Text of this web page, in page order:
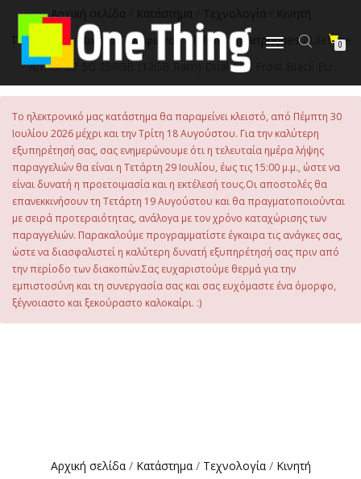
περιεχόμενο
Εναλλαγή
0
Αρχική σελίδα Κατάστημα Τεχνολογία
Κινητή
Τηλεφωνία/ Κινητά Τηλέφωνα /Ulefone Smartphones/ Ulefone
Armor 27 5G 256GB (12GB Ram) Dual-Sim Frost Black EU
Το ηλεκτρονικό μας κατάστημα θα παραμείνει κλειστό, από Πέμπτη 30
Ιουλίου 2026 μέχρι και την Τρίτη 18 Αυγούστου. Για την καλύτερη
εξυπηρέτησή σας, σας ενημερώνουμε ότι η τελευταία ημέρα λήψης
παραγγελιών θα είναι η Τετάρτη 29 Ιουλίου, έως τις 15:00 μ.μ., ώστε να
είναι δυνατή η προετοιμασία και η εκτέλεσή τους.Οι αποστολές θα
επανεκκινήσουν τη Τετάρτη 19 Αυγούστου και θα πραγματοποιούνται
με σειρά προτεραιότητας, ανάλογα με τον χρόνο καταχώρισης των
παραγγελιών. Παρακαλούμε προγραμματίστε έγκαιρα τις ανάγκες σας,
ώστε να διασφαλιστεί η καλύτερη δυνατή εξυπηρέτησή σας πριν από
την περίοδο των διακοπών.Σας ευχαριστούμε θερμά για την
εμπιστοσύνη και τη συνεργασία σας και σας ευχόμαστε ένα όμορφο,
ξέγνοιαστο και ξεκούραστο καλοκαίρι. :)
Αρχική σελίδα/ Κατάστημα/ Τεχνολογία/ Κινητή